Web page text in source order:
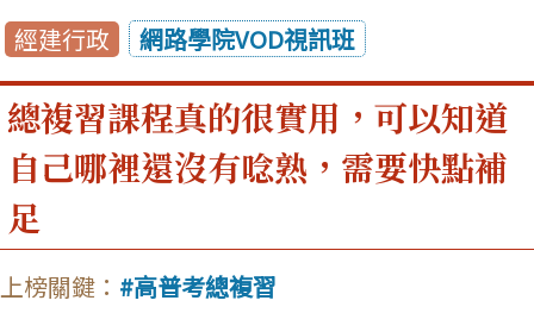
經建行政 網路學院VOD視訊班
總複習課程真的很實用，可以知道
自己哪裡還沒有唸熟，需要快點補
足
高普考總複習